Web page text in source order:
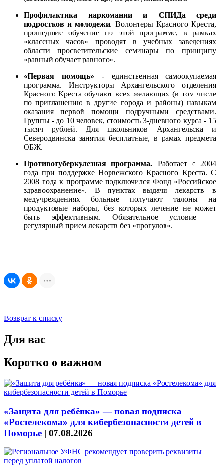
Профилактика наркомании и СПИДа среди
подростков и молодежи. Волонтеры Красного Креста,
прошедшие обучение по этой программе, в рамках
«классных часов» проводят в учебных заведениях
области просветительские семинары по принципу
«равный обучает равного».
«Первая помощь» - единственная самоокупаемая
программа. Инструкторы Архангельского отделения
Красного Креста обучают всех желающих (в том числе
по приглашению в другие города и районы) навыкам
оказания первой помощи подручными средствами.
Группы - до 10 человек, стоимость 3-дневного курса - 15
тысяч рублей. Для школьников Архангельска и
Северодвинска занятия бесплатные, в рамах предмета
ОБЖ.
Противотуберкулезная программа. Работает с 2004
года при поддержке Норвежского Красного Креста. С
2008 года к программе подключился Фонд «Российское
здравоохранение». В пунктах выдачи лекарств в
медучреждениях больные получают талоны на
продуктовые наборы, без которых лечение не может
быть эффективным. Обязательное условие —
регулярный прием лекарств без «прогулов».
Возврат к списку
Для вас
Коротко о важном
«Защита для ребёнка» — новая подписка
«Ростелекома» для кибербезопасности детей в
Поморье | 07.08.2026